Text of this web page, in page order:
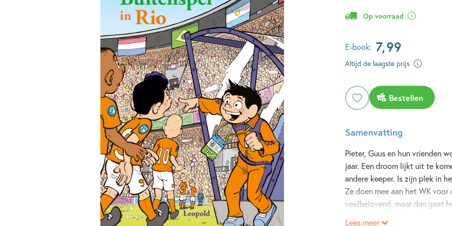
Op voorraad
E-book: 7,99
Altijd de laagste prijs
Bestellen
Samenvatting
Pieter, Guus en hun vrienden
jaar. Een droom lijkt uit te
andere keeper. Is zijn plek in
Ze doen mee aan het WK
veelbelovend, maar dan gaat
Lees meer